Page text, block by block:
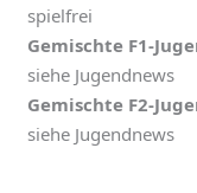
spielfrei
Gemischte F1-
siehe Jugendnews
Gemischte F2-
siehe Jugendnews